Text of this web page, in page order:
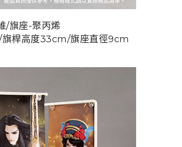
/旗座-聚丙烯
桿高度33cm/旗座直徑9cm